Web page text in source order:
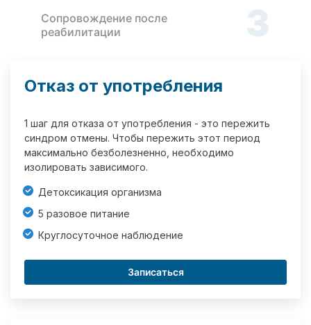
Сопровождение после
реабилитации
3
Отказ от употребления
1 шаг для отказа от употребления - это пережить
синдром отмены. Чтобы пережить этот период
максимально безболезненно, необходимо
изолировать зависимого.
Детоксикация организма
5 разовое питание
Круглосуточное наблюдение
Записаться